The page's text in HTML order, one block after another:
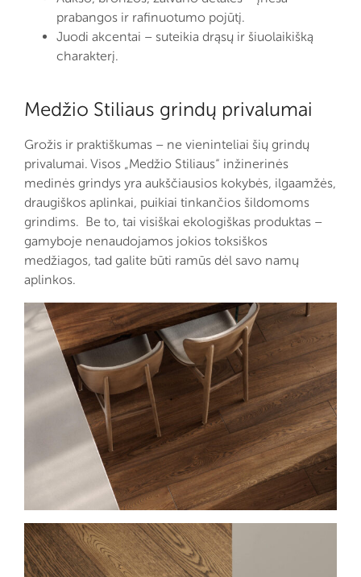
prabangos ir rafinuotumo pojūtį.
Juodi akcentai – suteikia drąsų ir šiuolaikišką
charakterį.
Medžio Stiliaus grindų privalumai
Grožis ir praktiškumas – ne vieninteliai šių grindų
privalumai. Visos „Medžio Stiliaus“ inžinerinės
medinės grindys yra aukščiausios kokybės, ilgaamžės,
draugiškos aplinkai, puikiai tinkančios šildomoms
grindims. Be to, tai visiškai ekologiškas produktas –
gamyboje nenaudojamos jokios toksiškos
medžiagos, tad galite būti ramūs dėl savo namų
aplinkos.